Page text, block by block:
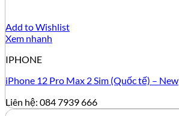
Add to Wishlist
Xem nhanh
IPHONE
iPhone 12 Pro Max 2 Sim (Quốc tế) – New
Liên hệ: 084 7939 666